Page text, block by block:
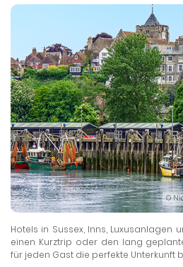
©
Hotels in Sussex, Inns,
einen Kurztrip oder den lang
für jeden Gast die perfekte Unterkunft